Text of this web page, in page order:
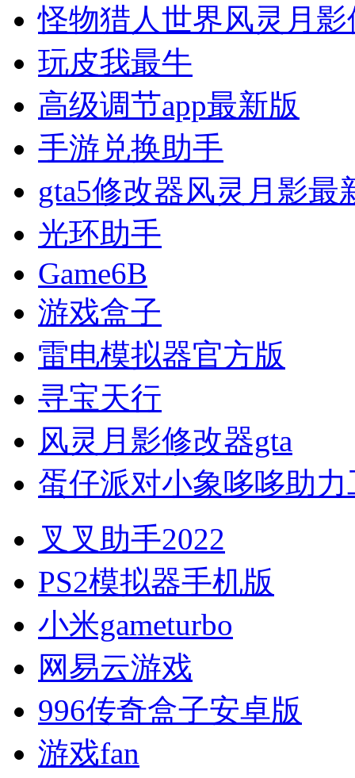
怪物猎人世界风灵月
玩皮我最牛
高级调节app最新版
手游兑换助手
gta5修改器风灵月影最
光环助手
Game6B
游戏盒子
雷电模拟器官方版
寻宝天行
风灵月影修改器gta
蛋仔派对小象哆哆助力
叉叉助手2022
PS2模拟器手机版
小米gameturbo
网易云游戏
996传奇盒子安卓版
游戏fan